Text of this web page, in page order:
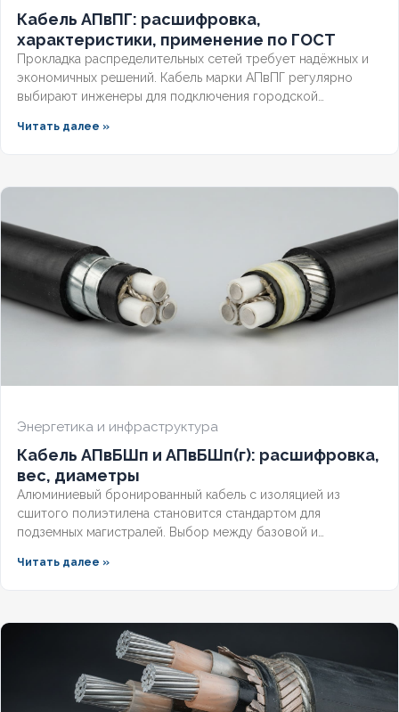
Кабель АПвПГ: расшифровка,
характеристики, применение по ГОСТ
Прокладка распределительных сетей требует надёжных и
экономичных решений. Кабель марки АПвПГ регулярно
выбирают инженеры для подключения городской
Читать далее »
Энергетика и инфраструктура
Кабель АПвБШп и АПвБШп(г): расшифровка,
вес, диаметры
Алюминиевый бронированный кабель с изоляцией из
сшитого полиэтилена становится стандартом для
подземных магистралей. Выбор между базовой и
вод и требований к надёжности. Разберём конструктивные
Читать далее »